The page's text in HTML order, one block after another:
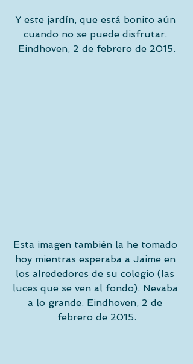
Y este jardín, que está bonito aún
cuando no se puede disfrutar.
Eindhoven, 2 de febrero de 2015.
Esta imagen también la he tomado
hoy mientras esperaba a Jaime en
los alrededores de su colegio (las
luces que se ven al fondo). Nevaba
a lo grande. Eindhoven, 2 de
febrero de 2015.